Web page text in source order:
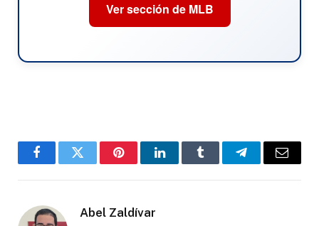
Ver sección de MLB
FacebookTwitter PinterestLinkedInTumblr TelegramEmail
Abel Zaldívar